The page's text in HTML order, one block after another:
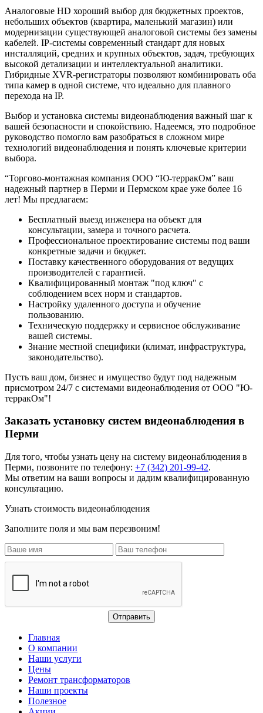
Аналоговые HD хороший выбор для бюджетных проектов,
небольших объектов (квартира, маленький магазин) или
модернизации существующей аналоговой системы без замены
кабелей. IP-системы современный стандарт для новых
инсталляций, средних и крупных объектов, задач, требующих
высокой детализации и интеллектуальной аналитики.
Гибридные XVR-регистраторы позволяют комбинировать оба
типа камер в одной системе, что идеально для плавного
перехода на IP.
Выбор и установка системы видеонаблюдения важный шаг к
вашей безопасности и спокойствию. Надеемся, это подробное
руководство помогло вам разобраться в сложном мире
технологий видеонаблюдения и понять ключевые критерии
выбора.
“Торгово-монтажная компания ООО “Ю-терракОм” ваш
надежный партнер в Перми и Пермском крае уже более 16
лет! Мы предлагаем:
Бесплатный выезд инженера на объект для
консультации, замера и точного расчета.
Профессиональное проектирование системы под ваши
конкретные задачи и бюджет.
Поставку качественного оборудования от ведущих
производителей с гарантией.
Квалифицированный монтаж "под ключ" с
соблюдением всех норм и стандартов.
Настройку удаленного доступа и обучение
пользованию.
Техническую поддержку и сервисное обслуживание
вашей системы.
Знание местной специфики (климат, инфраструктура,
законодательство).
Пусть ваш дом, бизнес и имущество будут под надежным
присмотром 24/7 с системами видеонаблюдения от ООО "Ю-
терракОм"!
Заказать установку систем видеонаблюдения в
Перми
Для того, чтобы узнать цену на систему видеонаблюдения в
Перми, позвоните по телефону: +7 (342) 201-99-42.
Мы ответим на ваши вопросы и дадим квалифицированную
консультацию.
Узнать стоимость видеонаблюдения
Заполните поля и мы вам перезвоним!
Главная
О компании
Наши услуги
Цены
Ремонт трансформаторов
Наши проекты
Полезное